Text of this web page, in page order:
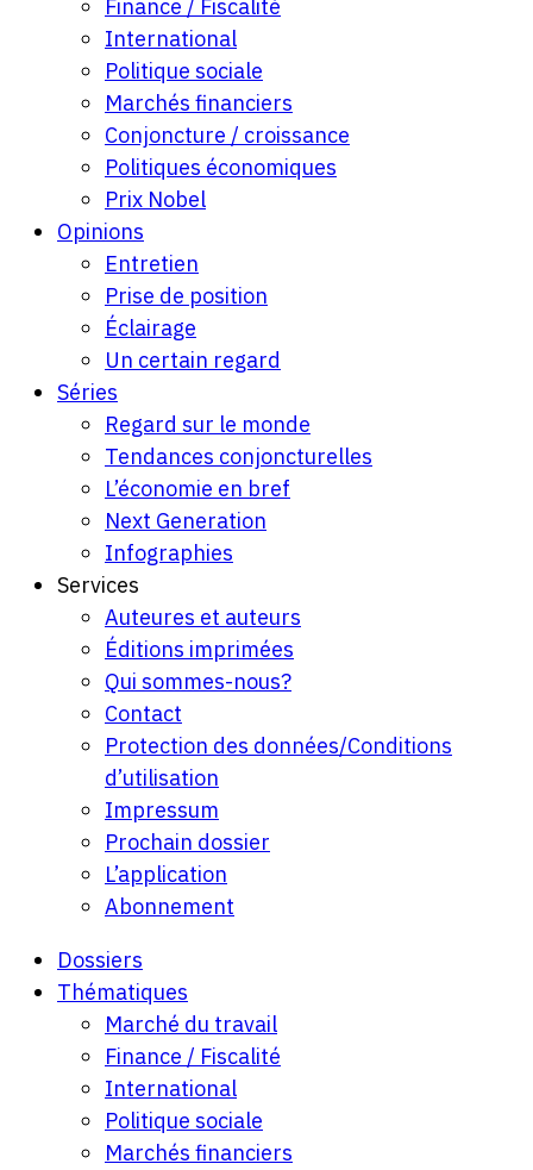
Finance / Fiscalité
International
Politique sociale
Marchés financiers
Conjoncture / croissance
Politiques économiques
Prix Nobel
Opinions
Entretien
Prise de position
Éclairage
Un certain regard
Séries
Regard sur le monde
Tendances conjoncturelles
L’économie en bref
Next Generation
Infographies
Services
Auteures et auteurs
Éditions imprimées
Qui sommes-nous?
Contact
Protection des données/Conditions
d’utilisation
Impressum
Prochain dossier
L’application
Abonnement
Dossiers
Thématiques
Marché du travail
Finance / Fiscalité
International
Politique sociale
Marchés financiers